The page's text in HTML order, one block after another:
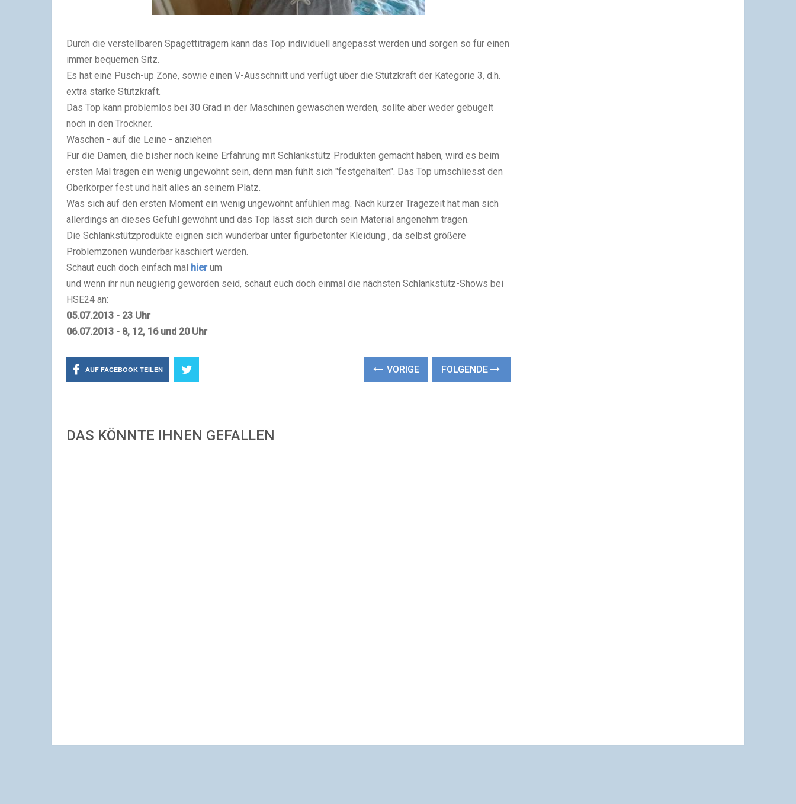
Durch die verstellbaren Spagettiträgern kann das Top individuell angepasst werden und sorgen so für einen
immer bequemen Sitz.
Es hat eine Pusch-up Zone, sowie einen V-Ausschnitt und verfügt über die Stützkraft der Kategorie 3, d.h.
extra starke Stützkraft.
Das Top kann problemlos bei 30 Grad in der Maschinen gewaschen werden, sollte aber weder gebügelt
noch in den Trockner.
Waschen - auf die Leine - anziehen
Für die Damen, die bisher noch keine Erfahrung mit Schlankstütz Produkten gemacht haben, wird es beim
ersten Mal tragen ein wenig ungewohnt sein, denn man fühlt sich "festgehalten". Das Top umschliesst den
Oberkörper fest und hält alles an seinem Platz.
Was sich auf den ersten Moment ein wenig ungewohnt anfühlen mag. Nach kurzer Tragezeit hat man sich
allerdings an dieses Gefühl gewöhnt und das Top lässt sich durch sein Material angenehm tragen.
Die Schlankstützprodukte eignen sich wunderbar unter figurbetonter Kleidung , da selbst größere
Problemzonen wunderbar kaschiert werden.
Schaut euch doch einfach mal hier um
und wenn ihr nun neugierig geworden seid, schaut euch doch einmal die nächsten Schlankstütz-Shows bei
HSE24 an:
05.07.2013 - 23 Uhr
06.07.2013 - 8, 12, 16 und 20 Uhr
AUF FACEBOOK TEILEN VORIGE FOLGENDE
DAS KÖNNTE IHNEN GEFALLEN